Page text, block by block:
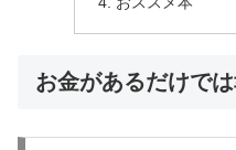
お金があるだけで